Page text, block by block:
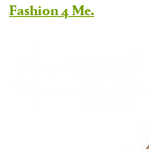
Fashion 4 Me.